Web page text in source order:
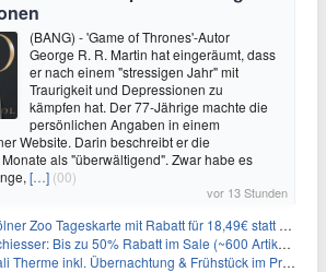
(BANG) - 'Game of Thrones'-Autor
George R. R. Martin hat eingeräumt, dass
er nach einem "stressigen Jahr" mit
Traurigkeit und Depressionen zu
kämpfen hat. Der 77-Jährige machte die
persönlichen Angaben in einem
Website. Darin beschreibt er die
als "überwältigend". Zwar habe es
[…] (00)
vor 13 Stunden
Zoo Tageskarte mit Rabatt für 18,49€ statt 29,50€ – einlösbar bis Dezember
Bis zu 50% Rabatt im Sale (~600 Artikel zur Auswahl)
inkl. Übernachtung & Frühstück im Premium Hotel (Bad Oeynhausen) ab 89€ p.P.